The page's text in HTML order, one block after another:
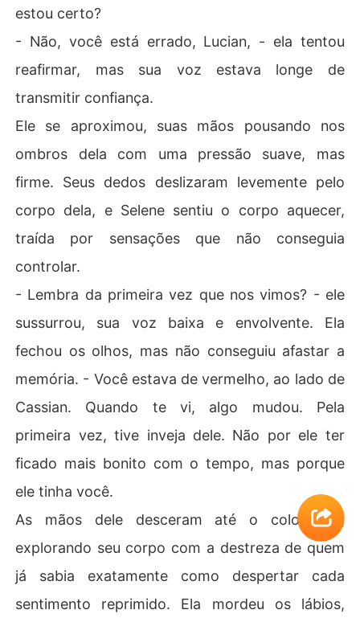
estou certo?
- Não, você está errado, Lucian, - ela tentou
reafirmar, mas sua voz estava longe de
transmitir confiança.
Ele se aproximou, suas mãos pousando nos
ombros dela com uma pressão suave, mas
firme. Seus dedos deslizaram levemente pelo
corpo dela, e Selene sentiu o corpo aquecer,
traída por sensações que não conseguia
controlar.
- Lembra da primeira vez que nos vimos? - ele
sussurrou, sua voz baixa e envolvente. Ela
fechou os olhos, mas não conseguiu afastar a
memória. - Você estava de vermelho, ao lado de
Cassian. Quando te vi, algo mudou. Pela
primeira vez, tive inveja dele. Não por ele ter
ficado mais bonito com o tempo, mas porque
ele tinha você.
As mãos dele desceram até o colo dela,
explorando seu corpo com a destreza de quem
já sabia exatamente como despertar cada
sentimento reprimido. Ela mordeu os lábios,